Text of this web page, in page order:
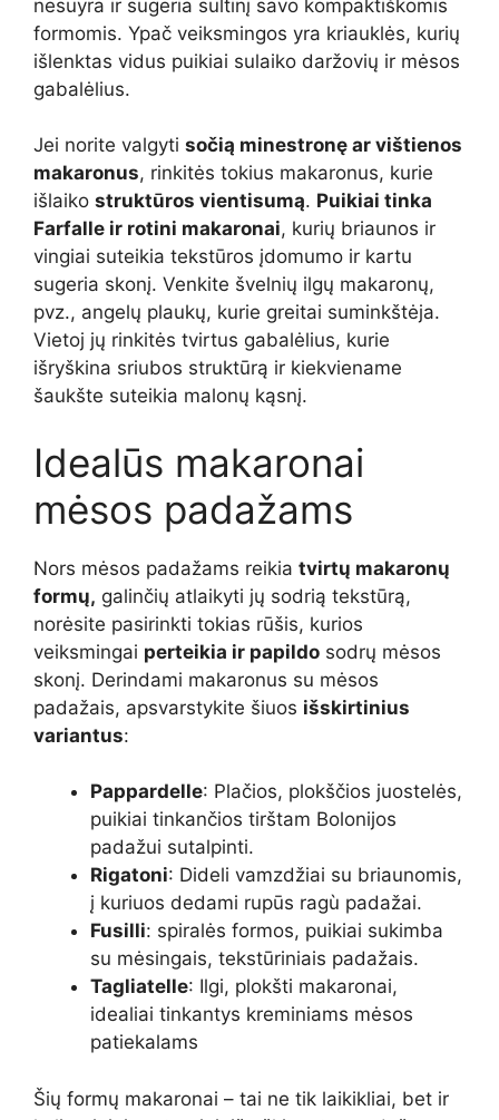
nesuyra ir sugeria sultinį savo kompaktiškomis
formomis. Ypač veiksmingos yra kriauklės, kurių
išlenktas vidus puikiai sulaiko daržovių ir mėsos
gabalėlius.
Jei norite valgyti sočią minestronę ar vištienos
makaronus, rinkitės tokius makaronus, kurie
išlaiko struktūros vientisumą. Puikiai tinka
Farfalle ir rotini makaronai, kurių briaunos ir
vingiai suteikia tekstūros įdomumo ir kartu
sugeria skonį. Venkite švelnių ilgų makaronų,
pvz., angelų plaukų, kurie greitai suminkštėja.
Vietoj jų rinkitės tvirtus gabalėlius, kurie
išryškina sriubos struktūrą ir kiekviename
šaukšte suteikia malonų kąsnį.
Idealūs makaronai
mėsos padažams
Nors mėsos padažams reikia tvirtų makaronų
formų, galinčių atlaikyti jų sodrią tekstūrą,
norėsite pasirinkti tokias rūšis, kurios
veiksmingai perteikia ir papildo sodrų mėsos
skonį. Derindami makaronus su mėsos
padažais, apsvarstykite šiuos išskirtinius
variantus:
Pappardelle: Plačios, plokščios juostelės,
puikiai tinkančios tirštam Bolonijos
padažui sutalpinti.
Rigatoni: Dideli vamzdžiai su briaunomis,
į kuriuos dedami rupūs ragù padažai.
Fusilli: spiralės formos, puikiai sukimba
su mėsingais, tekstūriniais padažais.
Tagliatelle: Ilgi, plokšti makaronai,
idealiai tinkantys kreminiams mėsos
patiekalams
Šių formų makaronai – tai ne tik laikikliai, bet ir